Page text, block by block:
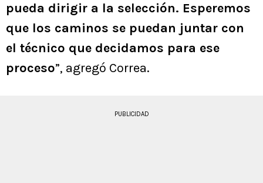
pueda dirigir a la selección. Esperemos
que los caminos se puedan juntar con
el técnico que decidamos para ese
proceso”, agregó Correa.
PUBLICIDAD